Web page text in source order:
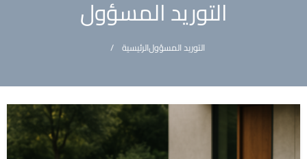
التوريد المسؤول
الرئيسيةالتوريد المسؤول